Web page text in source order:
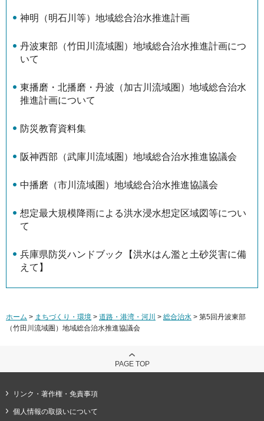
神明（明石川等）地域総合治水推進計画
丹波東部（竹田川流域圏）地域総合治水推進計画につ
いて
東播磨・北播磨・丹波（加古川流域圏）地域総合治水
推進計画について
防災教育資料集
阪神西部（武庫川流域圏）地域総合治水推進協議会
中播磨（市川流域圏）地域総合治水推進協議会
想定最大規模降雨による洪水浸水想定区域図等につい
て
兵庫県防災ハンドブック【洪水はん濫と土砂災害に備
えて】
ホーム > まちづくり・環境 > 道路・港湾・河川 > 総合治水 > 第5回丹波東部
（竹田川流域圏）地域総合治水推進協議会
PAGE TOP
リンク・著作権・免責事項
個人情報の取扱いについて